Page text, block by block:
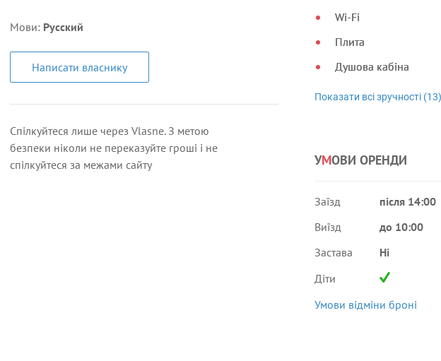
Мови: Русский
Написати власнику
Спілкуйтеся лише через Vlasne. З метою
безпеки ніколи не переказуйте гроші і не
спілкуйтеся за межами сайту
Wi-Fi
Плита
Душова кабіна
УМОВИ ОРЕНДИ
Заїзд
після 14:00
Виїзд
до 10:00
Застава
Ні
Діти
Умови відміни броні